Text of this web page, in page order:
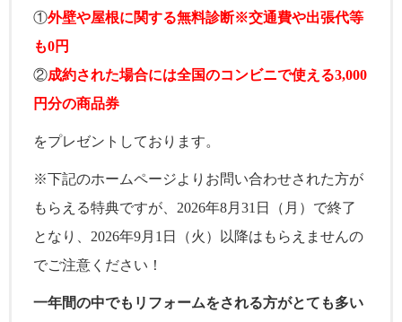
①外壁や屋根に関する無料診断※交通費や出張代等
も0円
②成約された場合には全国のコンビニで使える3,000
円分の商品券
をプレゼントしております。
※下記のホームページよりお問い合わせされた方が
もらえる特典ですが、2026年8月31日（月）で終了
となり、2026年9月1日（火）以降はもらえませんの
でご注意ください！
一年間の中でもリフォームをされる方がとても多い